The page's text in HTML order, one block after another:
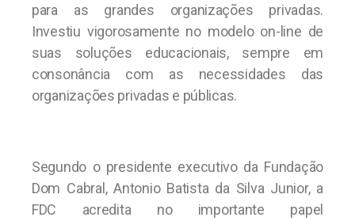
para as grandes organizações privadas.
Investiu vigorosamente no modelo on-line de
suas soluções educacionais, sempre em
consonância com as necessidades das
organizações privadas e públicas.
Segundo o presidente executivo da Fundação
Dom Cabral, Antonio Batista da Silva Junior, a
FDC acredita no importante papel